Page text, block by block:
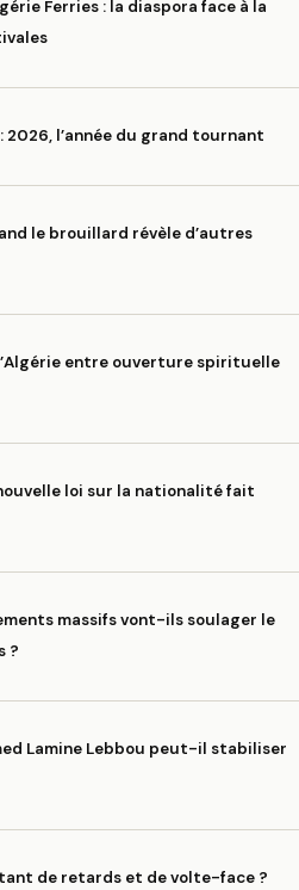
Ferries : la diaspora face à la
2026, l’année du grand tournant
le brouillard révèle d’autres
entre ouverture spirituelle
loi sur la nationalité fait
massifs vont-ils soulager le
?
Lamine Lebbou peut-il stabiliser
de retards et de volte-face ?